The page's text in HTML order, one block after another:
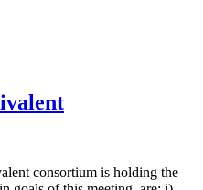
consortium is holding the